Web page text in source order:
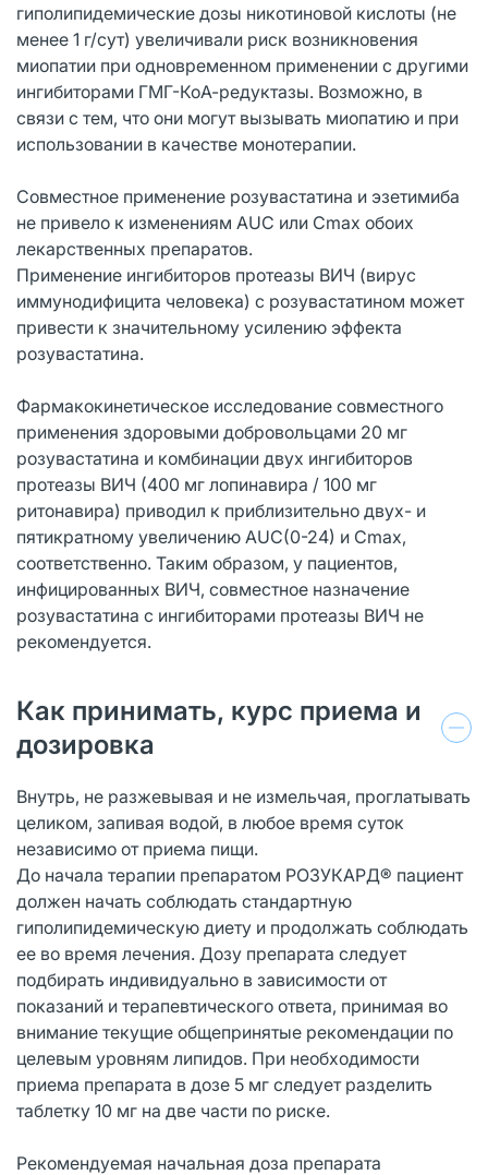
гиполипидемические дозы никотиновой кислоты (не
менее 1 г/сут) увеличивали риск возникновения
миопатии при одновременном применении с другими
ингибиторами ГМГ-КоА-редуктазы. Возможно, в
связи с тем, что они могут вызывать миопатию и при
использовании в качестве монотерапии.
Совместное применение розувастатина и эзетимиба
не привело к изменениям AUC или Сmax обоих
лекарственных препаратов.
Применение ингибиторов протеазы ВИЧ (вирус
иммунодифицита человека) с розувастатином может
привести к значительному усилению эффекта
розувастатина.
Фармакокинетическое исследование совместного
применения здоровыми добровольцами 20 мг
розувастатина и комбинации двух ингибиторов
протеазы ВИЧ (400 мг лопинавира / 100 мг
ритонавира) приводил к приблизительно двух- и
пятикратному увеличению AUC(0-24) и Сmах,
соответственно. Таким образом, у пациентов,
инфицированных ВИЧ, совместное назначение
розувастатина с ингибиторами протеазы ВИЧ не
рекомендуется.
Как принимать, курс приема и
дозировка
Внутрь, не разжевывая и не измельчая, проглатывать
целиком, запивая водой, в любое время суток
независимо от приема пищи.
До начала терапии препаратом РОЗУКАРД® пациент
должен начать соблюдать стандартную
гиполипидемическую диету и продолжать соблюдать
ее во время лечения. Дозу препарата следует
подбирать индивидуально в зависимости от
показаний и терапевтического ответа, принимая во
внимание текущие общепринятые рекомендации по
целевым уровням липидов. При необходимости
приема препарата в дозе 5 мг следует разделить
таблетку 10 мг на две части по риске.
Рекомендуемая начальная доза препарата